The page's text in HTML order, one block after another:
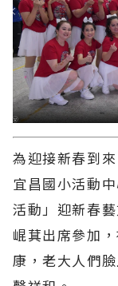
為迎接新春到
宜昌國小活動
活動」迎新春
崐萁出席參加
康，老大人們